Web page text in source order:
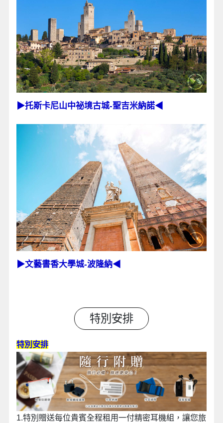
▶托斯卡尼山中祕境古城-聖吉米納諾◀
▶文藝書香大學城-波隆納◀
特別安排
特別安排
1.特別贈送每位貴賓全程租用一付精密耳機組，讓您旅